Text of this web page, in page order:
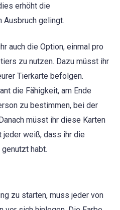
erhöht die
Ausbruch gelingt.
auch die Option, einmal pro
zu nutzen. Dazu müsst ihr
Tierkarte befolgen.
die Fähigkeit, am Ende
zu bestimmen, bei der
müsst ihr diese Karten
jeder weiß, dass ihr die
habt.
zu starten, muss jeder von